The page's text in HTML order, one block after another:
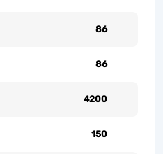
86
86
4200
150